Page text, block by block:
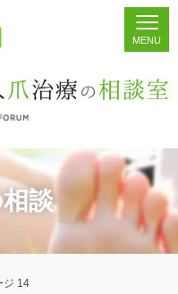
検索談
ジ 14